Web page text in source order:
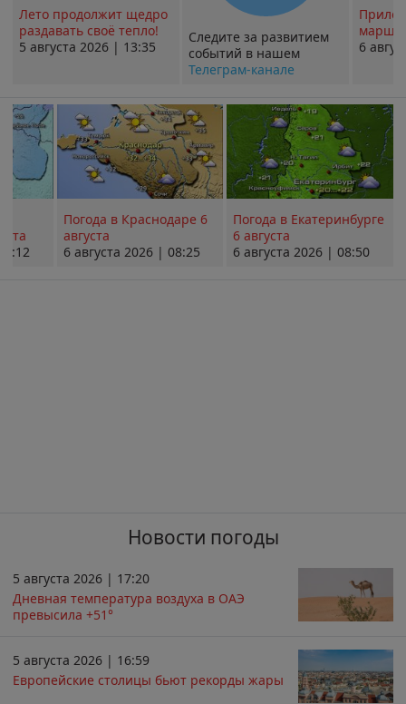
Лето продолжит щедро
раздавать своё тепло!
5 августа 2026 | 13:35
Следите за развитием
событий в нашем
Телеграм-канале
6
Погода в Краснодаре 6
августа
6 августа 2026 | 08:25
Погода в Екатеринбурге
6 августа
6 августа 2026 | 08:50
Новости погоды
5 августа 2026 | 17:20
Дневная температура воздуха в ОАЭ
превысила +51°
5 августа 2026 | 16:59
Европейские столицы бьют рекорды жары